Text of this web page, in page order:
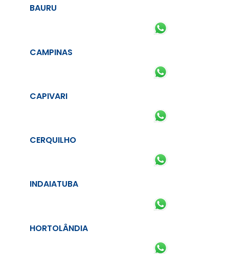
BAURU
CAMPINAS
CAPIVARI
CERQUILHO
INDAIATUBA
HORTOLÂNDIA